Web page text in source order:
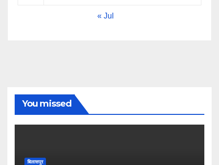
« Jul
You missed
बिलासपुर